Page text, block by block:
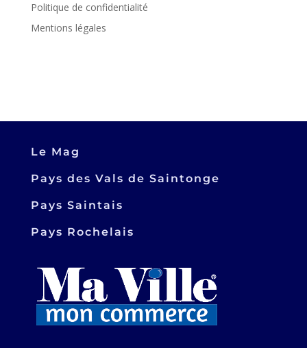
Politique de confidentialité
Mentions légales
Le Mag
Pays des Vals de Saintonge
Pays Saintais
Pays Rochelais